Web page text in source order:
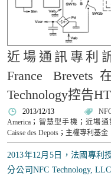
近場通訊專利
France
Technology控告
2013/12/13
America ； 智慧型手機 ； 近場通
Caisse des Depots ； 主權專利基金
2013年12月5日，法國專利
分公司NFC Technology,